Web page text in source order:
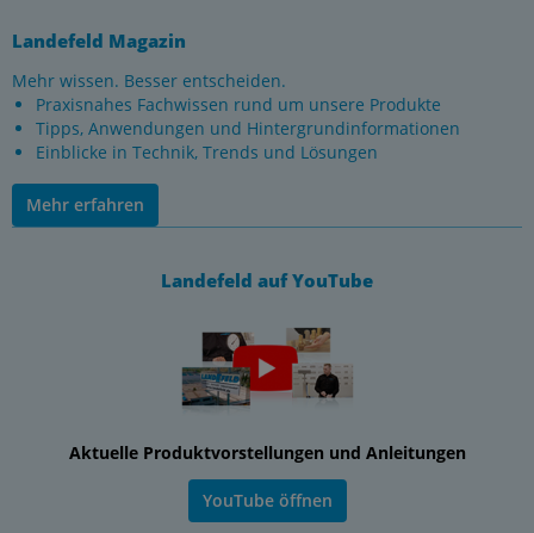
Landefeld Magazin
Mehr wissen. Besser entscheiden.
Praxisnahes Fachwissen rund um unsere Produkte
Tipps, Anwendungen und Hintergrundinformationen
Einblicke in Technik, Trends und Lösungen
Mehr erfahren
Landefeld auf YouTube
Aktuelle Produktvorstellungen und Anleitungen
YouTube öffnen